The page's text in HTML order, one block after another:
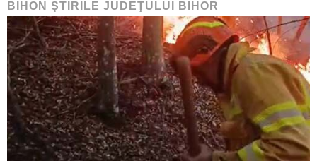
BIHON ŞTIRILE JUDEŢULUI BIHOR